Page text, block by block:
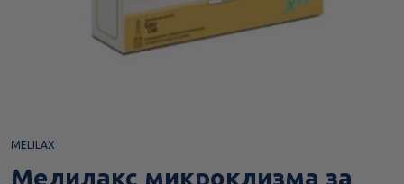
MELILAX
Мелилакс микроклизма за